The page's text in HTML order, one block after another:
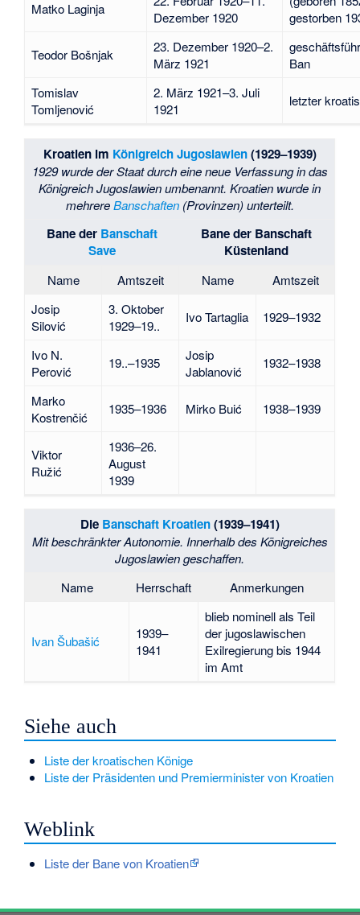
Matko Laginja
Dezember 1920
gestorben
Teodor Bošnjak
23. Dezember 1920–2.
März 1921
Ban
Tomislav
Tomljenović
2. März 1921–3. Juli
1921
letzter
Kroatien im Königreich Jugoslawien(1929–1939)
1929 wurde der Staat durch eine neue Verfassung in das
Königreich Jugoslawien umbenannt. Kroatien wurde in
mehrereBanschaften(Provinzen) unterteilt.
Bane der Banschaft
Save
Bane der Banschaft
Küstenland
Name Amtszeit Name
Amtszeit
Josip
Silović
3. Oktober
1929–19..
Ivo Tartaglia 1929–1932
Ivo N.
Perović
19..–1935
Josip
Jablanović
1932–1938
Marko
Kostrenčić
1935–1936 Mirko Buić 1938–1939
Viktor
Ružić
1936–26.
August
1939
Die Banschaft Kroatien(1939–1941)
Mit beschränkter Autonomie. Innerhalb des Königreiches
Jugoslawien geschaffen.
Name
Herrschaft Anmerkungen
Ivan Šubašić
1939–
1941
blieb nominell als Teil
der jugoslawischen
Exilregierung bis 1944
im Amt
Siehe auch
Liste der kroatischen Könige
Liste der Präsidenten und Premierminister von Kroatien
Weblink
Liste der Bane von Kroatien